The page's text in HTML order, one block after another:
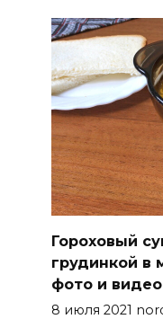
Гороховый
грудинкой в
фото и видео
8 июля 2021